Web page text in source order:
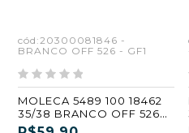
cód:20300081846 -
BRANCO OFF 526 - GF1
MOLECA 5489 100 18462
35/38 BRANCO OFF 526
(GF1) (CX6)